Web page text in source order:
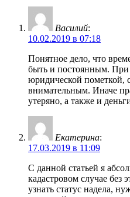
Василий:
10.02.2019 в 07:18
Понятное дело, что
быть и постоянным. При
юридической пометкой,
внимательным. Иначе
утеряно, а также и
Екатерина:
17.03.2019 в 11:09
С данной статьей я
кадастровом случае без
узнать статус надела,